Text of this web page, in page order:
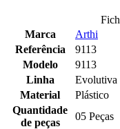
Marca
Arthi
Referência
9113
Modelo
9113
Linha
Evolutiva
Material
Plástico
Quantidade
de peças
05 Peças